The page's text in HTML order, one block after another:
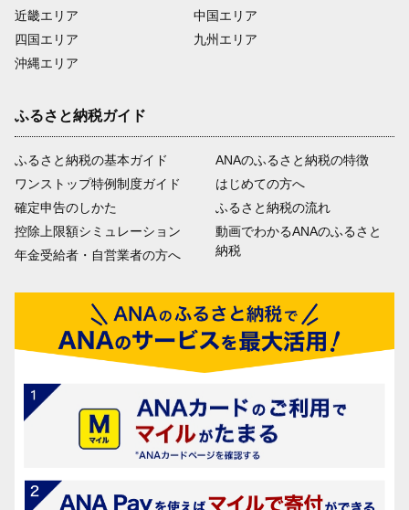
近畿エリア
四国エリア
沖縄エリア
中国エリア
九州エリア
ふるさと納税ガイド
ふるさと納税の基本ガイド
ワンストップ特例制度ガイド
確定申告のしかた
控除上限額シミュレーション
年金受給者・自営業者の方へ
ANAのふるさと納税の特徴
はじめての方へ
ふるさと納税の流れ
動画でわかるANAのふるさと
納税